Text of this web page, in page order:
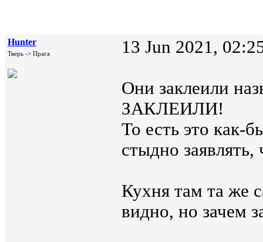
Hunter
Тверь -> Прага 13 Jun 2021,
Они заклеили
ЗАКЛЕИЛИ!
То есть это как-
стыдно
Кухня там та же
видно, но зачем